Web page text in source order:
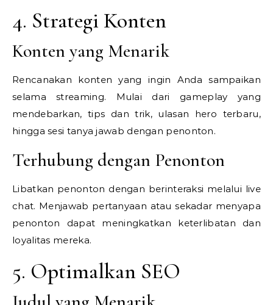
4. Strategi Konten
Konten yang Menarik
Rencanakan konten yang ingin Anda sampaikan
selama streaming. Mulai dari gameplay yang
mendebarkan, tips dan trik, ulasan hero terbaru,
hingga sesi tanya jawab dengan penonton.
Terhubung dengan Penonton
Libatkan penonton dengan berinteraksi melalui live
chat. Menjawab pertanyaan atau sekadar menyapa
penonton dapat meningkatkan keterlibatan dan
loyalitas mereka.
5. Optimalkan SEO